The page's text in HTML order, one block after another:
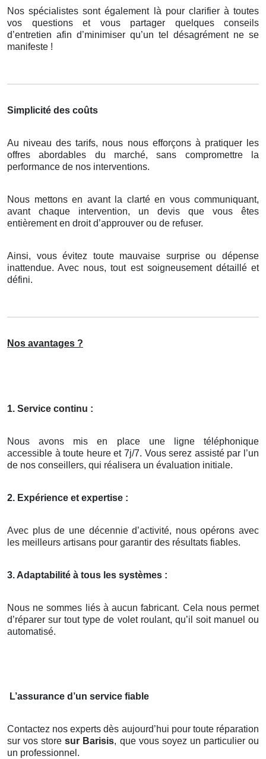
Nos spécialistes sont également là pour clarifier à toutes
vos questions et vous partager quelques conseils
d’entretien afin d’minimiser qu’un tel désagrément ne se
manifeste !
Simplicité des coûts
Au niveau des tarifs, nous nous efforçons à pratiquer les
offres abordables du marché, sans compromettre la
performance de nos interventions.
Nous mettons en avant la clarté en vous communiquant,
avant chaque intervention, un devis que vous êtes
entièrement en droit d’approuver ou de refuser.
Ainsi, vous évitez toute mauvaise surprise ou dépense
inattendue. Avec nous, tout est soigneusement détaillé et
défini.
Nos avantages ?
1. Service continu :
Nous avons mis en place une ligne téléphonique
accessible à toute heure et 7j/7. Vous serez assisté par l’un
de nos conseillers, qui réalisera un évaluation initiale.
2. Expérience et expertise :
Avec plus de une décennie d’activité, nous opérons avec
les meilleurs artisans pour garantir des résultats fiables.
3. Adaptabilité à tous les systèmes :
Nous ne sommes liés à aucun fabricant. Cela nous permet
d’réparer sur tout type de volet roulant, qu’il soit manuel ou
automatisé.
L’assurance d’un service fiable
Contactez nos experts dès aujourd’hui pour toute réparation
sur vos storesur Barisis, que vous soyez un particulier ou
un professionnel.